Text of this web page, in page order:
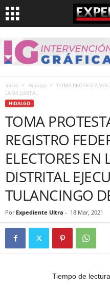
Inicio Hidalgo
TOMA PROTESTA
LA 04 JUNTA...
HIDALGO
TOMA
REGISTRO
ELECTORES EN
DISTRITAL
TULANCINGO
Por Expediente Ultra - 18 Mar, 2021
Tiempo de